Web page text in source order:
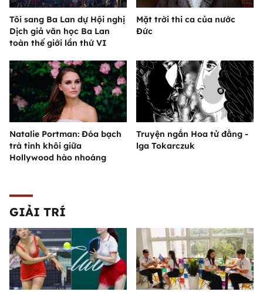
Tôi sang Ba Lan dự Hội nghị
Dịch giả văn học Ba Lan
toàn thế giới lần thứ VI
Mặt trời thi ca của nước
Đức
Natalie Portman: Đóa bạch
trà tinh khôi giữa
Hollywood hào nhoáng
Truyện ngắn Hoa tử đằng -
lga Tokarczuk
GIẢI TRÍ